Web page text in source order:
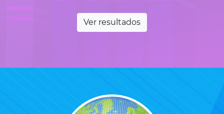
Ver resultados